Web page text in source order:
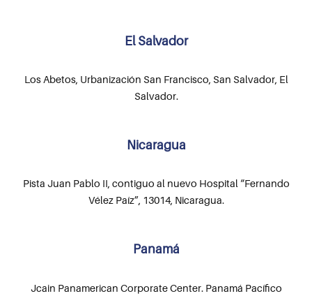
El Salvador
Los Abetos, Urbanización San Francisco, San Salvador, El
Salvador.
Nicaragua
Pista Juan Pablo II, contiguo al nuevo Hospital “Fernando
Vélez Paíz”, 13014, Nicaragua.
Panamá
Jcain Panamerican Corporate Center. Panamá Pacífico